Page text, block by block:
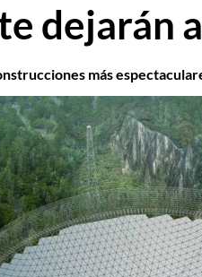
dejarán
más